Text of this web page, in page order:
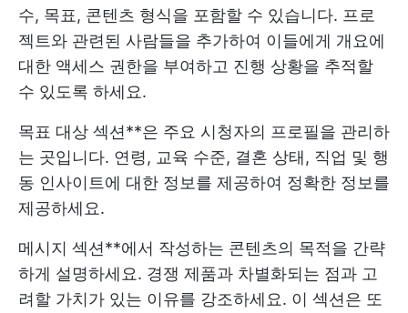
수, 목표, 콘텐츠 형식을 포함할 수 있습니다. 프로
젝트와 관련된 사람들을 추가하여 이들에게 개요에
대한 액세스 권한을 부여하고 진행 상황을 추적할
수 있도록 하세요.
목표 대상 섹션**은 주요 시청자의 프로필을 관리하
는 곳입니다. 연령, 교육 수준, 결혼 상태, 직업 및 행
동 인사이트에 대한 정보를 제공하여 정확한 정보를
제공하세요.
메시지 섹션**에서 작성하는 콘텐츠의 목적을 간략
하게 설명하세요. 경쟁 제품과 차별화되는 점과 고
려할 가치가 있는 이유를 강조하세요. 이 섹션은 또